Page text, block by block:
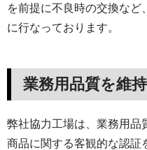
を前提に不良時の交換な
に行なっております。
業務用品質を維
弊社協力工場は、業務用品
商品に関する客観的な認証